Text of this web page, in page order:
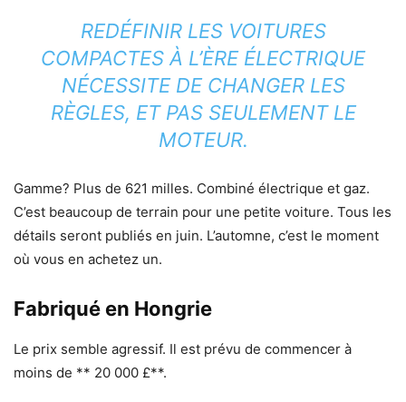
REDÉFINIR LES VOITURES
COMPACTES À L’ÈRE ÉLECTRIQUE
NÉCESSITE DE CHANGER LES
RÈGLES, ET PAS SEULEMENT LE
MOTEUR.
Gamme? Plus de 621 milles. Combiné électrique et gaz.
C’est beaucoup de terrain pour une petite voiture. Tous les
détails seront publiés en juin. L’automne, c’est le moment
où vous en achetez un.
Fabriqué en Hongrie
Le prix semble agressif. Il est prévu de commencer à
moins de ** 20 000 £**.